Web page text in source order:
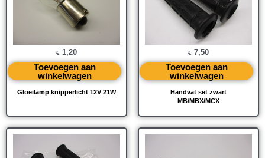
Gloeilamp knipperlicht 12V 21W
€ 1,20
Toevoegen aan
winkelwagen
Handvat set zwart
MB/MBX/MCX
€ 7,50
Toevoegen aan
winkelwagen